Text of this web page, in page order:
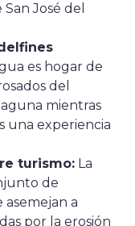
José del
es hogar de
del
mientras
una experiencia
turismo: La
de
asemejan a
por la erosión